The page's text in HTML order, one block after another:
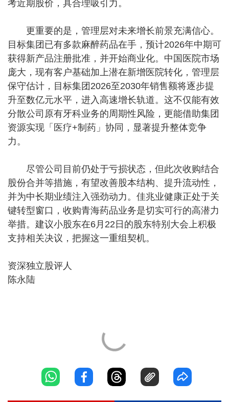
考近期股价，具合理吸引力。
更重要的是，管理层对未来增长前景充满信心。
目标集团已有多款麻醉药品在手，预计2026年中期可
获得新产品注册批准，并开始商业化。中国医院市场
庞大，现有客户基础加上潜在新增医院转化，管理层
保守估计，目标集团2026至2030年销售额将逐步提
升至数亿元水平，进入高速增长轨道。这不仅能有效
分散公司原有牙科业务的周期性风险，更能借助集团
资源实现「医疗+制药」协同，显著提升整体竞争
力。
尽管公司目前仍处于亏损状态，但此次收购结合
股份合并等措施，有望改善股本结构、提升流动性，
并为中长期业绩注入强劲动力。佳兆业健康正处于关
键转型窗口，收购青海药品业务是切实可行的高潜力
举措。建议小股东在6月22日的股东特别大会上积极
支持相关决议，把握这一重组契机。
资深独立股评人
陈永陆